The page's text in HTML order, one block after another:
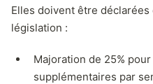
Elles doivent être
législation :
Majoration de 25%
supplémentaires par